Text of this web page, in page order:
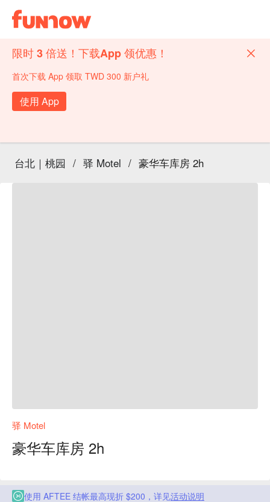
限时 3 倍送！下载App 领优惠！
首次下载 App 领取 TWD 300 新户礼
使用 App
台北｜桃园 / 驿 Motel / 豪华车库房 2h
驿 Motel
豪华车库房 2h
使用 AFTEE 结帐最高现折 $200，详见活动说明